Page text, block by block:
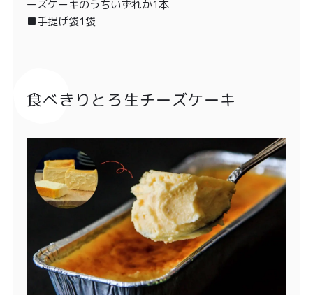
ーズケーキのうちいずれか1本
■手提げ袋1袋
食べきりとろ生チーズケーキ